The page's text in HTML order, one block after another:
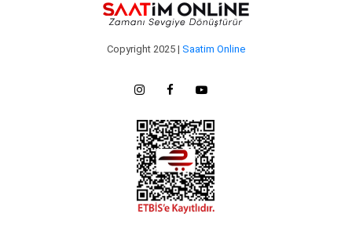
Copyright 2025 | Saatim Online